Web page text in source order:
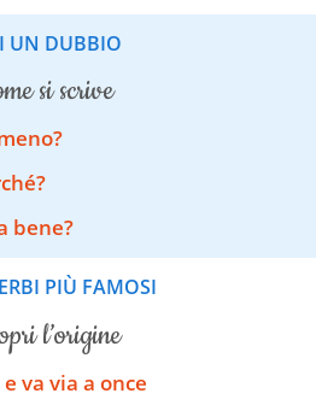
UN DUBBIO
si scrive
bene?
PIÙ FAMOSI
l’origine
va via a once